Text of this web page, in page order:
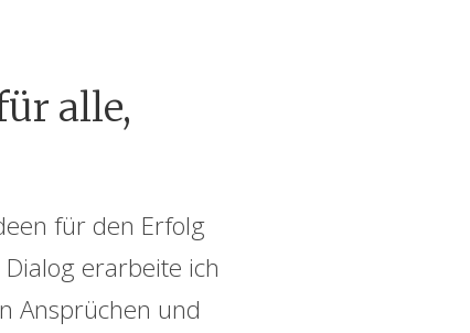
alle,
für den Erfolg
erarbeite ich
Ansprüchen und